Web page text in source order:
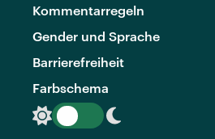
Kommentarregeln
Gender und Sprache
Barrierefreiheit
Farbschema